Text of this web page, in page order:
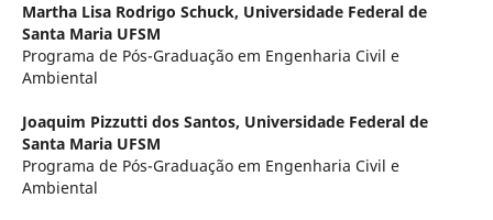
Martha Lisa Rodrigo Schuck, Universidade Federal de
Santa Maria UFSM
Programa de Pós-Graduação em Engenharia Civil e
Ambiental
Joaquim Pizzutti dos Santos, Universidade Federal de
Santa Maria UFSM
Programa de Pós-Graduação em Engenharia Civil e
Ambiental